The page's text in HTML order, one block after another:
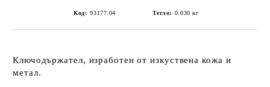
Код: 93177.04 Тегло: 0.030 кг
Ключодържател, изработен от изкуствена кожа и
метал.